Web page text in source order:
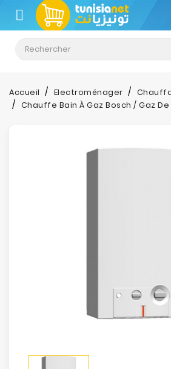
CATÉGORIE
Climatisation
Informatique
Accueil Electroménager
Chauffe Bain À Gaz Bosch / Gaz De